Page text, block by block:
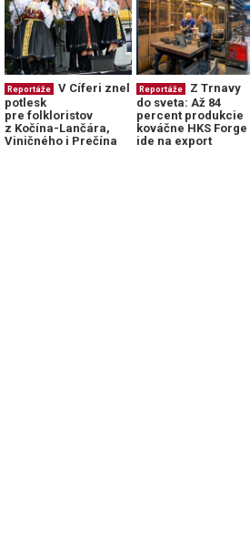
Reportáže
V Cíferi znel
potlesk
pre folkloristov
z Kočína-Lančára,
Viničného i Prečína
Reportáže
Z Trnavy
do sveta: Až 84
percent produkcie
kováčne HKS Forge
ide na export